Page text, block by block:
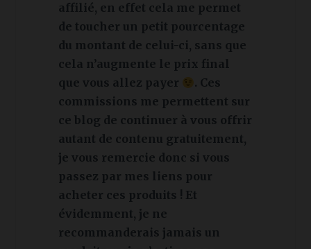
affilié, en effet cela me permet
de toucher un petit pourcentage
du montant de celui-ci, sans que
cela n’augmente le prix final
que vous allez payer
. Ces
commissions me permettent sur
ce blog de continuer à vous offrir
autant de contenu gratuitement,
je vous remercie donc si vous
passez par mes liens pour
acheter ces produits ! Et
évidemment, je ne
recommanderais jamais un